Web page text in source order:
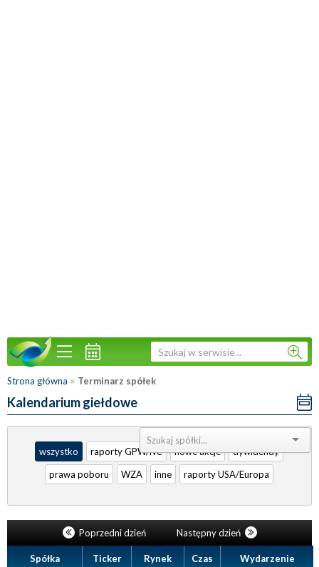
Strona główna » Terminarz spółek
Kalendarium giełdowe
Sortuj:
wszystko
raporty GPW/NC nowe akcje
dywidendy
prawa poboru
WZA inne raporty USA/Europa
Poprzedni dzień Następny dzień
Spółka Ticker Rynek Czas Wydarzenie